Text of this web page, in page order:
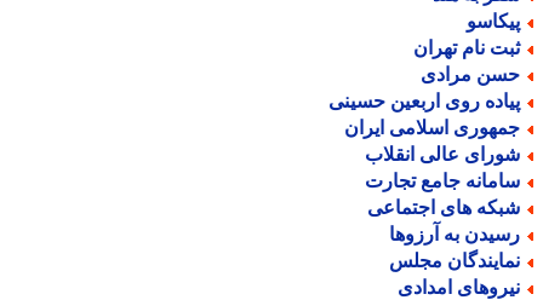
نام تهران
مرادی
روی اربعین حسینی
اسلامی ایران
عالی انقلاب
جامع تجارت
های اجتماعی
به آرزوها
مجلس
امدادی